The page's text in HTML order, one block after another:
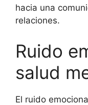
hacia una
relaciones.
Ruido
salud
El ruido